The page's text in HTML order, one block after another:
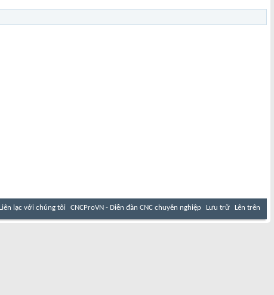
Liên lạc với chúng tôi CNCProVN - Diễn đàn CNC chuyên nghiệp Lưu trữ Lên trên